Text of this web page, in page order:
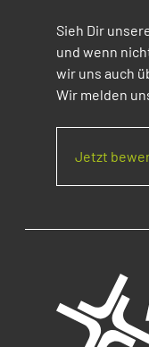
Sieh Dir
und wenn
wir uns auch
Wir melden
Jetzt